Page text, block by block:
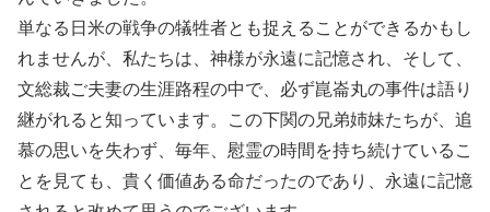
単なる日米の戦争の犠牲者とも捉えることができるかもし
れませんが、私たちは、神様が永遠に記憶され、そして、
文総裁ご夫妻の生涯路程の中で、必ず崑崙丸の事件は語り
継がれると知っています。この下関の兄弟姉妹たちが、追
慕の思いを失わず、毎年、慰霊の時間を持ち続けているこ
とを見ても、貴く価値ある命だったのであり、永遠に記憶